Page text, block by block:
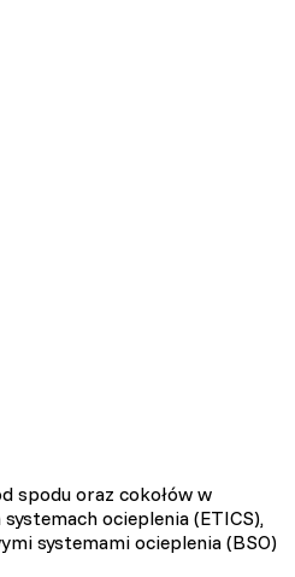
spodu oraz cokołów w
ocieplenia (ETICS),
systemami ocieplenia (BSO)